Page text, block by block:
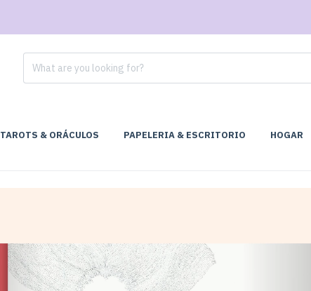
TAROTS & ORÁCULOS PAPELERIA & ESCRITORIO HOGAR